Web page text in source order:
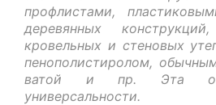
профлистами,
деревянных
кровельных и стеновых
пенополистиролом,
ватой и пр. Эта
универсальности.